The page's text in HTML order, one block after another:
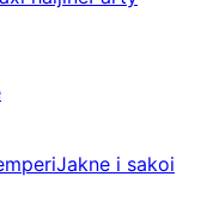
Jakne i sakoi